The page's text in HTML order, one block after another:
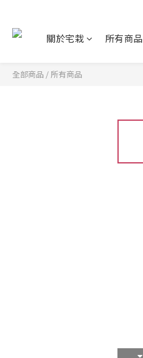
關於宅栽 所有商品
全部商品 / 所有商品